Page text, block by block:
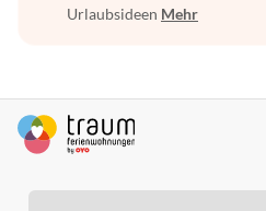
Urlaubsideen Mehr